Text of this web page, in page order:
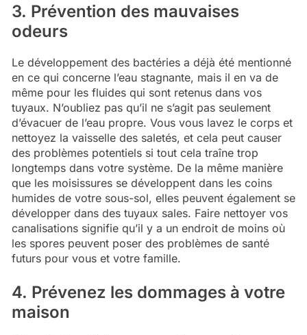
3. Prévention des mauvaises
odeurs
Le développement des bactéries a déjà été mentionné
en ce qui concerne l’eau stagnante, mais il en va de
même pour les fluides qui sont retenus dans vos
tuyaux. N’oubliez pas qu’il ne s’agit pas seulement
d’évacuer de l’eau propre. Vous vous lavez le corps et
nettoyez la vaisselle des saletés, et cela peut causer
des problèmes potentiels si tout cela traîne trop
longtemps dans votre système. De la même manière
que les moisissures se développent dans les coins
humides de votre sous-sol, elles peuvent également se
développer dans des tuyaux sales. Faire nettoyer vos
canalisations signifie qu’il y a un endroit de moins où
les spores peuvent poser des problèmes de santé
futurs pour vous et votre famille.
4. Prévenez les dommages à votre
maison